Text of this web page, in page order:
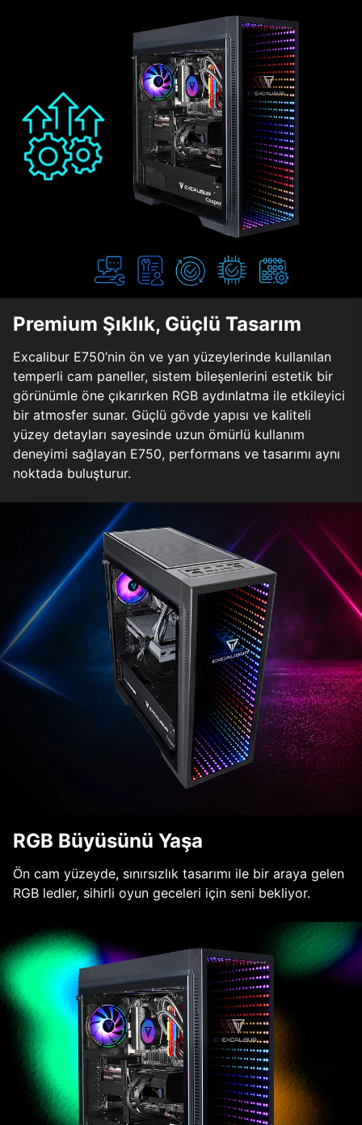
Premium Şıklık, Güçlü Tasarım
Excalibur E750’nin ön ve yan yüzeylerinde kullanılan
temperli cam paneller, sistem bileşenlerini estetik bir
görünümle öne çıkarırken RGB aydınlatma ile etkileyici
bir atmosfer sunar. Güçlü gövde yapısı ve kaliteli
yüzey detayları sayesinde uzun ömürlü kullanım
deneyimi sağlayan E750, performans ve tasarımı aynı
noktada buluşturur.
RGB Büyüsünü Yaşa
Ön cam yüzeyde, sınırsızlık tasarımı ile bir araya gelen
RGB ledler, sihirli oyun geceleri için seni bekliyor.